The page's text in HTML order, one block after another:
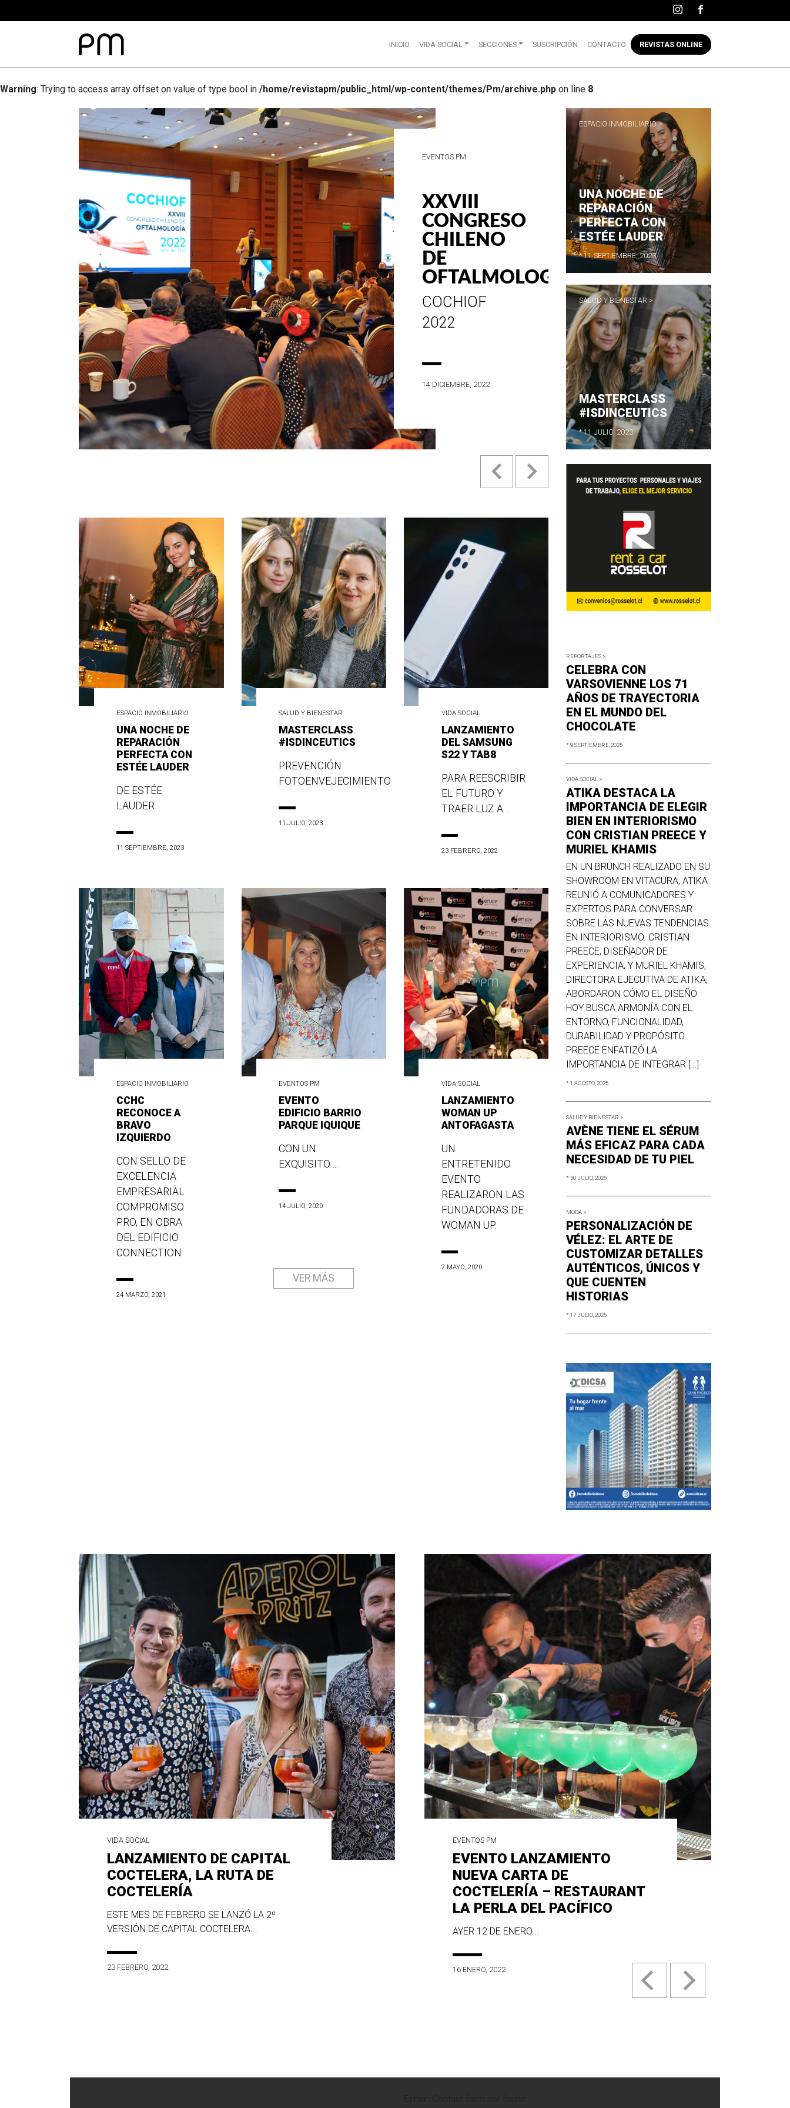
INICIO VIDA SOCIAL SECCIONES SUSCRIPCIÓN CONTACTO REVISTAS ONLINE
Warning: Trying to access array offset on value of type bool in /home/revistapm/public_html/wp-content/themes/Pm/archive.php on line 8
VIDA SOCIAL
WRANGLER
CELEBRA
SUS 75
AÑOS DE
ESTILO E
HISTORIA
EN SU MES DE
Previous Next
ESPACIO INMOBILIARIO
UNA NOCHE DE
REPARACIÓN
PERFECTA CON
ESTÉE LAUDER
DE ESTÉE
LAUDER
11 SEPTIEMBRE, 2023
SALUD Y BIENESTAR
MASTERCLASS
#ISDINCEUTICS
PREVENCIÓN
FOTOENVEJECIMIENTO
11 JULIO, 2023
VIDA SOCIAL
LANZAMIENTO
DEL SAMSUNG
S22 Y TAB8
PARA REESCRIBIR
EL FUTURO Y
TRAER LUZ A ...
23 FEBRERO, 2022
ESPACIO INMOBILIARIO
CCHC
RECONOCE A
BRAVO
IZQUIERDO
CON SELLO DE
EXCELENCIA
EMPRESARIAL
COMPROMISO
PRO, EN OBRA
DEL EDIFICIO
CONNECTION
24 MARZO, 2021
EVENTOS PM
EVENTO
EDIFICIO BARRIO
PARQUE IQUIQUE
CON UN
EXQUISITO ...
14 JULIO, 2020
VIDA SOCIAL
LANZAMIENTO
WOMAN UP
ANTOFAGASTA
UN
ENTRETENIDO
EVENTO
REALIZARON LAS
FUNDADORAS DE
WOMAN UP.
2 MAYO, 2020
VER MÁS
ESPACIO INMOBILIARIO >
UNA NOCHE DE
REPARACIÓN
PERFECTA CON
ESTÉE LAUDER
* 11 SEPTIEMBRE, 2023
SALUD Y BIENESTAR >
MASTERCLASS
#ISDINCEUTICS
* 11 JULIO, 2023
REPORTAJES >
CELEBRA CON
VARSOVIENNE LOS 71
AÑOS DE TRAYECTORIA
EN EL MUNDO DEL
CHOCOLATE
* 9 SEPTIEMBRE, 2025
VIDA SOCIAL >
ATIKA DESTACA LA
IMPORTANCIA DE ELEGIR
BIEN EN INTERIORISMO
CON CRISTIAN PREECE Y
MURIEL KHAMIS
EN UN BRUNCH REALIZADO EN SU
SHOWROOM EN VITACURA, ATIKA
REUNIÓ A COMUNICADORES Y
EXPERTOS PARA CONVERSAR
SOBRE LAS NUEVAS TENDENCIAS
EN INTERIORISMO. CRISTIAN
PREECE, DISEÑADOR DE
EXPERIENCIA, Y MURIEL KHAMIS,
DIRECTORA EJECUTIVA DE ATIKA,
ABORDARON CÓMO EL DISEÑO
HOY BUSCA ARMONÍA CON EL
ENTORNO, FUNCIONALIDAD,
DURABILIDAD Y PROPÓSITO.
PREECE ENFATIZÓ LA
IMPORTANCIA DE INTEGRAR […]
* 1 AGOSTO, 2025
SALUD Y BIENESTAR >
AVÈNE TIENE EL SÉRUM
MÁS EFICAZ PARA CADA
NECESIDAD DE TU PIEL
* 30 JULIO, 2025
MODA >
PERSONALIZACIÓN DE
VÉLEZ: EL ARTE DE
CUSTOMIZAR DETALLES
AUTÉNTICOS, ÚNICOS Y
QUE CUENTEN
HISTORIAS
* 17 JULIO, 2025
VIDA SOCIAL
LANZAMIENTO DE CAPITAL
COCTELERA, LA RUTA DE
COCTELERÍA
ESTE MES DE FEBRERO SE LANZÓ LA 2º
VERSIÓN DE CAPITAL COCTELERA...
23 FEBRERO, 2022
EVENTOS PM
EVENTO LANZAMIENTO
NUEVA CARTA DE
COCTELERÍA – RESTAURANT
LA PERLA DEL PACÍFICO
AYER 12 DE ENERO...
16 ENERO, 2022